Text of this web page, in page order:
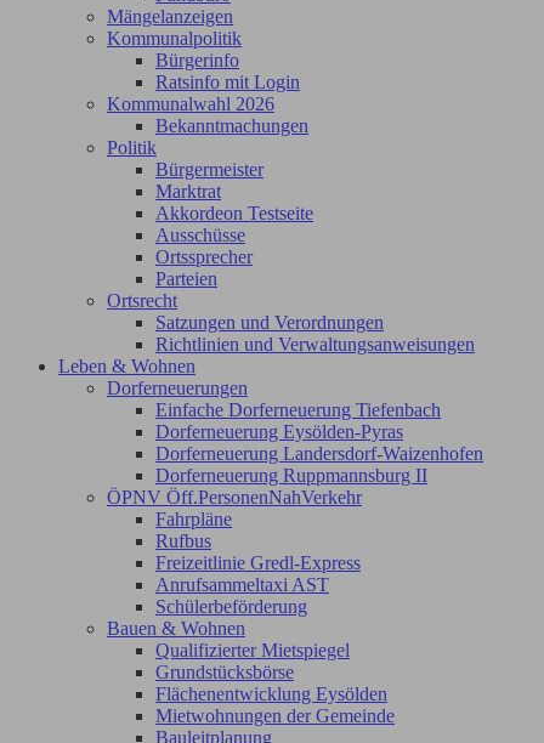
Mängelanzeigen
Kommunalpolitik
Bürgerinfo
Ratsinfo mit Login
Kommunalwahl 2026
Bekanntmachungen
Politik
Bürgermeister
Marktrat
Akkordeon Testseite
Ausschüsse
Ortssprecher
Parteien
Ortsrecht
Satzungen und Verordnungen
Richtlinien und Verwaltungsanweisungen
Leben & Wohnen
Dorferneuerungen
Einfache Dorferneuerung Tiefenbach
Dorferneuerung Eysölden-Pyras
Dorferneuerung Landersdorf-Waizenhofen
Dorferneuerung Ruppmannsburg II
ÖPNV Öff.PersonenNahVerkehr
Fahrpläne
Rufbus
Freizeitlinie Gredl-Express
Anrufsammeltaxi AST
Schülerbeförderung
Bauen & Wohnen
Qualifizierter Mietspiegel
Grundstücksbörse
Flächenentwicklung Eysölden
Mietwohnungen der Gemeinde
Bauleitplanung